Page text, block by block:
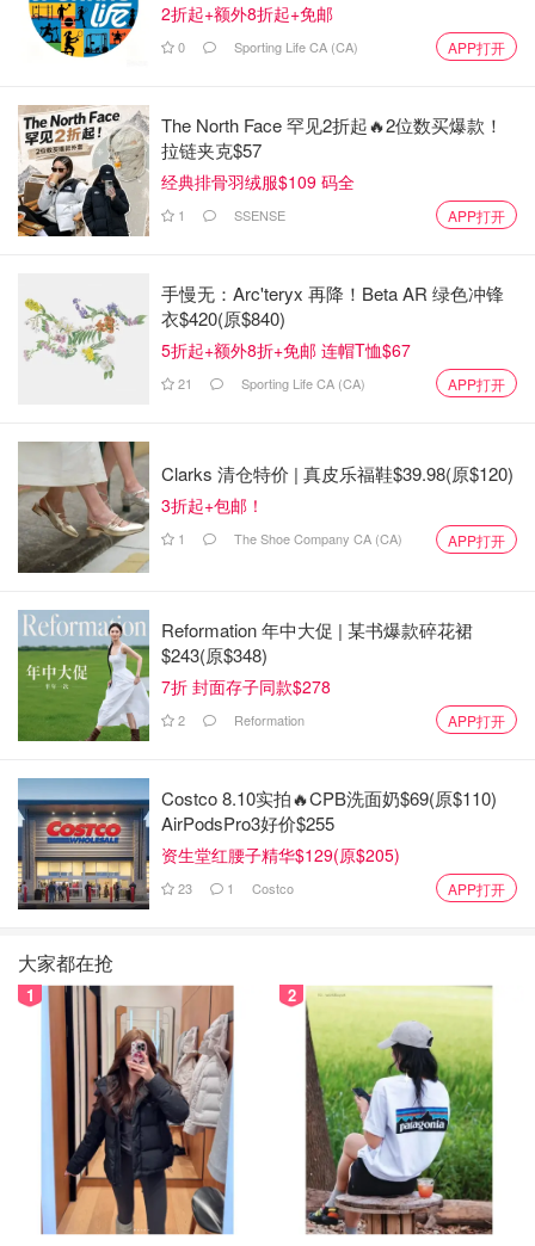
2折起+额外8折起+免邮
0 Sporting Life CA (CA) APP打开
The North Face 罕见2折起🔥2位数买爆款！
拉链夹克$57
经典排骨羽绒服$109 码全
1 SSENSE APP打开
手慢无：Arc'teryx 再降！Beta AR 绿色冲锋
衣$420(原$840)
5折起+额外8折+免邮 连帽T恤$67
21 Sporting Life CA (CA) APP打开
Clarks 清仓特价 | 真皮乐福鞋$39.98(原$120)
3折起+包邮！
1 The Shoe Company CA (CA) APP打开
Reformation 年中大促 | 某书爆款碎花裙
$243(原$348)
7折 封面存子同款$278
2 Reformation APP打开
Costco 8.10实拍🔥CPB洗面奶$69(原$110)
AirPodsPro3好价$255
资生堂红腰子精华$129(原$205)
23 1 Costco APP打开
大家都在抢
1 2